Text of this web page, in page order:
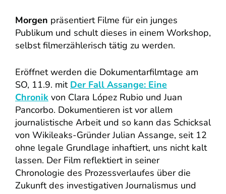
Morgen präsentiert Filme für ein junges
Publikum und schult dieses in einem Workshop,
selbst filmerzählerisch tätig zu werden.
Eröffnet werden die Dokumentarfilmtage am
SO, 11.9. mit Der Fall Assange: Eine
Chronik von Clara López Rubio und Juan
Pancorbo. Dokumentieren ist vor allem
journalistische Arbeit und so kann das Schicksal
von Wikileaks-Gründer Julian Assange, seit 12
ohne legale Grundlage inhaftiert, uns nicht kalt
lassen. Der Film reflektiert in seiner
Chronologie des Prozessverlaufes über die
Zukunft des investigativen Journalismus und